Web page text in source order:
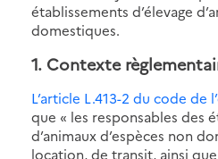
établissements d’élevage
domestiques.
1. Contexte
L’article L.413-2 du code de
que « les responsables des
d’animaux d’espèces non
location, de transit, ainsi